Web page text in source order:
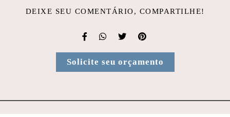
DEIXE SEU COMENTÁRIO, COMPARTILHE!
Solicite seu orçamento